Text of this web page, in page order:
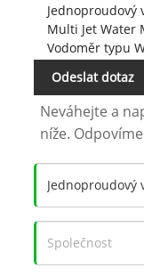
Jednoproudový
Multi Jet Water
Vodoměr typu
Odeslat dotaz
Neváhejte a
níže.